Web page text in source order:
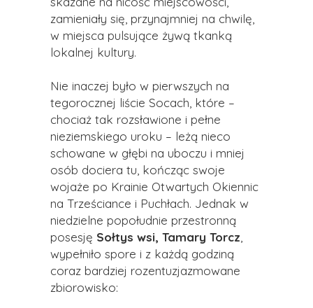
zamieniały się, przynajmniej na chwilę,
w miejsca pulsujące żywą tkanką
lokalnej kultury.
Nie inaczej było w pierwszych na
tegorocznej liście Socach, które –
chociaż tak rozsławione i pełne
nieziemskiego uroku – leżą nieco
schowane w głębi na uboczu i mniej
osób dociera tu, kończąc swoje
wojaże po Krainie Otwartych Okiennic
na Trześciance i Puchłach. Jednak w
niedzielne popołudnie przestronną
posesję Sołtys wsi, Tamary Torcz
wypełniło spore i z każdą godziną
coraz bardziej rozentuzjazmowane
zbiorowisko: